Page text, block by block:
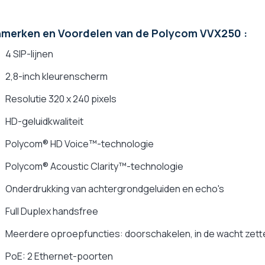
en Voordelen van de Polycom VVX250 :
4 SIP-lijnen
2,8-inch kleurenscherm
Resolutie 320 x 240 pixels
HD-geluidkwaliteit
Polycom® HD Voice™-technologie
Polycom® Acoustic Clarity™-technologie
Onderdrukking van achtergrondgeluiden en echo's
Full Duplex handsfree
Meerdere oproepfuncties: doorschakelen, in de wacht
PoE: 2 Ethernet-poorten